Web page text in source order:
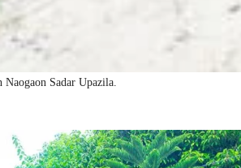
Sadar Upazila.